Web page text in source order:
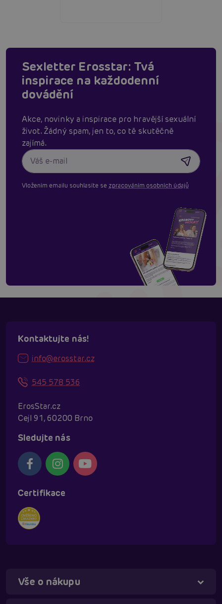
Sexletter Erosstar: Tvá
inspirace na každodenní
dovádění
Akce, novinky a inspirace pro hravější sexuální
život. Žádný spam, jen to, co tě skutěčně
zajímá.
Vložením emailu souhlasíte se zpracováním osobních údajů
Kontaktujte nás!
info@erosstar.cz
545 578 536
ErosStar.cz
Cejl 91, 60200 Brno
Sledujte nás
Certifikace
Vše o nákupuTáňa - virtuální asistentka